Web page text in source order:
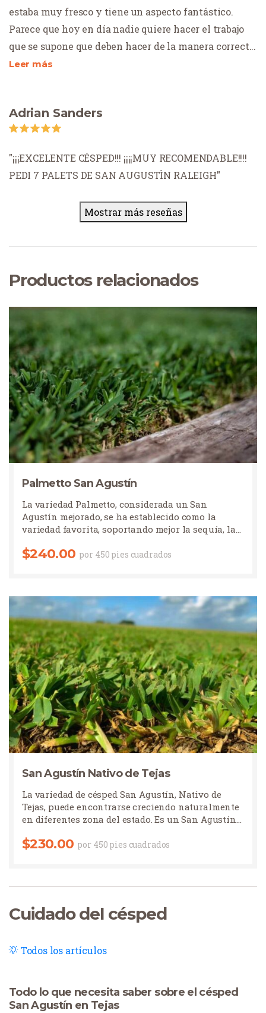
estaba muy fresco y tiene un aspecto fantástico.
Parece que hoy en día nadie quiere hacer el trabajo
que se supone que deben hacer de la manera correct...
Leer más
Adrian Sanders
¡¡¡EXCELENTE CÉSPED!!! ¡¡¡¡MUY RECOMENDABLE!!!!
PEDI 7 PALETS DE SAN AUGUSTÌN RALEIGH
Mostrar más reseñas
Productos relacionados
Palmetto San Agustín
La variedad Palmetto, considerada un San
Agustín mejorado, se ha establecido como la
variedad favorita, soportando mejor la sequía, la…
$240.00 por 450 pies cuadrados
San Agustín Nativo de Tejas
La variedad de césped San Agustín, Nativo de
Tejas, puede encontrarse creciendo naturalmente
en diferentes zona del estado. Es un San Agustín…
$230.00 por 450 pies cuadrados
Cuidado del césped
Todos los artículos
Todo lo que necesita saber sobre el césped
San Agustín en Tejas